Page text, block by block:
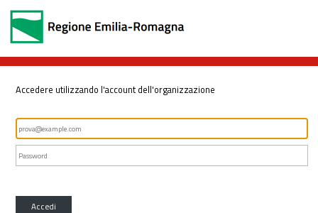
Accedere utilizzando l'account dell'organizzazione
Accedi